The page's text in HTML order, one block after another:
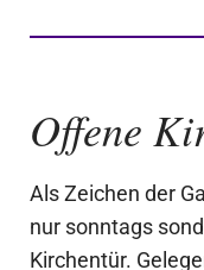
Offene
Als Zeichen der
nur sonntags
Kirchentür.